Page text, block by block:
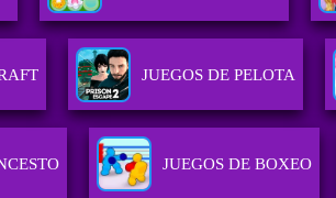
JUEGOS DE PELOTA
JUEGOS DE BOXEO